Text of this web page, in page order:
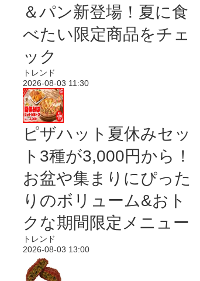
＆パン新登場！夏に食
べたい限定商品をチェ
ック
トレンド
2026-08-03 11:30
ピザハット夏休みセッ
ト3種が3,000円から！
お盆や集まりにぴった
りのボリューム&おト
クな期間限定メニュー
トレンド
2026-08-03 13:00